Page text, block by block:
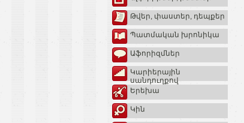
Թվեր, փաստեր, դեպքեր
Պատմական խրոնիկա
Աֆորիզմներ
Կարիերային
սանդուղքով
Երեխա
Կին